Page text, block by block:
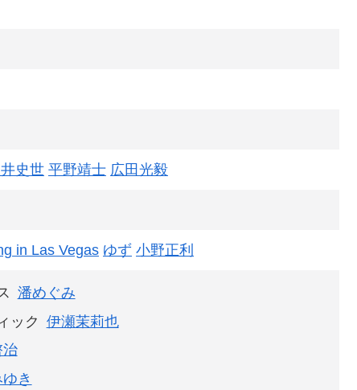
史世 平野靖士 広田光毅
in Las Vegas ゆず 小野正利
潘めぐみ
ック 伊瀬茉莉也
治
き